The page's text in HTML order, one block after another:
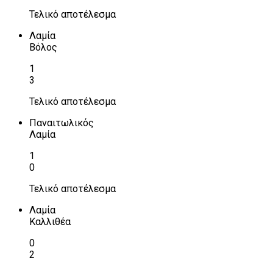
Τελικό αποτέλεσμα
Λαμία
Βόλος
1
3
Τελικό αποτέλεσμα
Παναιτωλικός
Λαμία
1
0
Τελικό αποτέλεσμα
Λαμία
Καλλιθέα
0
2